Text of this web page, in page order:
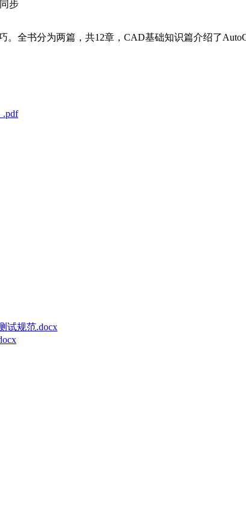
步
全书分为两篇，共12章，CAD基础知识篇介绍了
.pdf
试规范.docx